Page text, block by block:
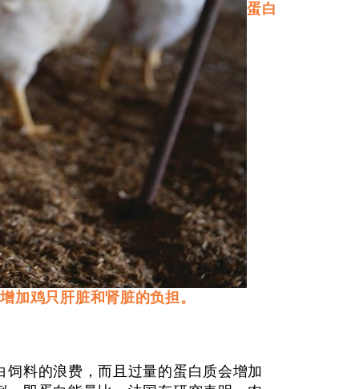
蛋白
加鸡只肝脏和肾脏的负担。
料的浪费，而且过量的蛋白质会增加